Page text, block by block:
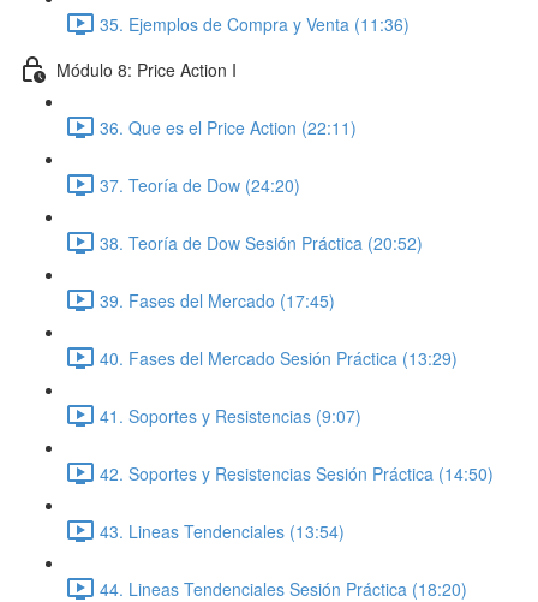
35. Ejemplos de Compra y Venta (11:36)
Módulo 8: Price Action I
36. Que es el Price Action (22:11)
37. Teoría de Dow (24:20)
38. Teoría de Dow Sesión Práctica (20:52)
39. Fases del Mercado (17:45)
40. Fases del Mercado Sesión Práctica (13:29)
41. Soportes y Resistencias (9:07)
42. Soportes y Resistencias Sesión Práctica (14:50)
43. Lineas Tendenciales (13:54)
44. Lineas Tendenciales Sesión Práctica (18:20)